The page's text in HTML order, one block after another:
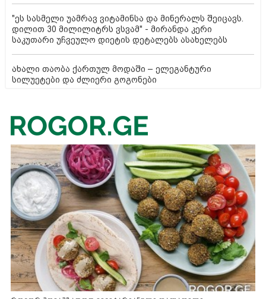
"ეს სასმელი უამრავ ვიტამინსა და მინერალს შეიცავს.
დილით 30 მილილიტრს ვსვამ" - მირანდა კერი
საკუთარი უჩვეულო დიეტის დეტალებს ასახელებს
ახალი თაობა ქართულ მოდაში – ელეგანტური
სილუეტები და ძლიერი გოგონები